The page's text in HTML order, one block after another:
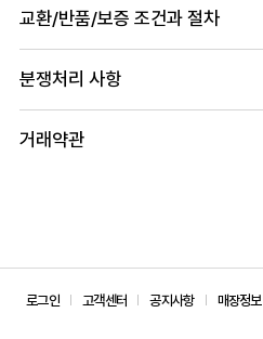
교환/반품/보증 조건과 절차
분쟁처리 사항
거래약관
로그인 고객센터 공지사항 매장정보